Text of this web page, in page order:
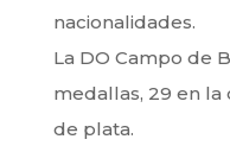
nacionalidades.
La DO Campo de
medallas, 29 en
de plata.